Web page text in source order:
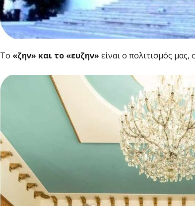
Το «ζην» και το «ευζην» είναι ο πολιτισμός